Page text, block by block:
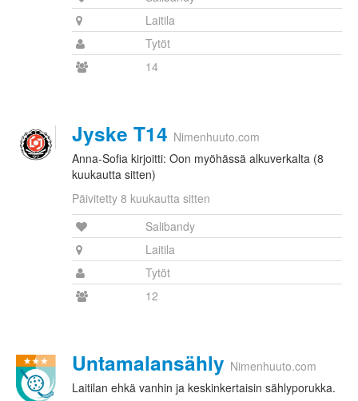
Laitila
Tytöt
14
Jyske T14 Nimenhuuto.com
Anna-Sofia kirjoitti: Oon myöhässä alkuverkalta (8
kuukautta sitten)
Päivitetty 8 kuukautta sitten
Salibandy
Laitila
Tytöt
12
Untamalansähly Nimenhuuto.com
Laitilan ehkä vanhin ja keskinkertaisin sählyporukka.